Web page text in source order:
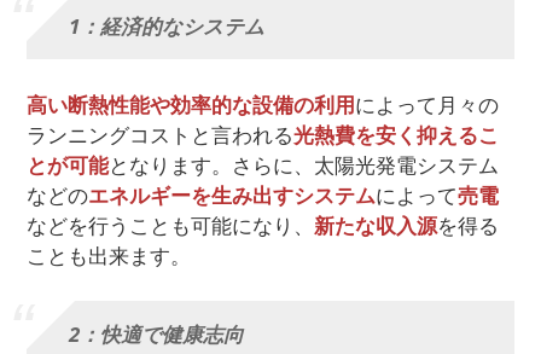
1：経済的なシステム
高い断熱性能や効率的な設備の利用によって月々の
ランニングコストと言われる光熱費を安く抑えるこ
とが可能となります。さらに、太陽光発電システム
などのエネルギーを生み出すシステムによって売電
などを行うことも可能になり、 新たな収入源を得る
ことも出来ます。
2：快適で健康志向